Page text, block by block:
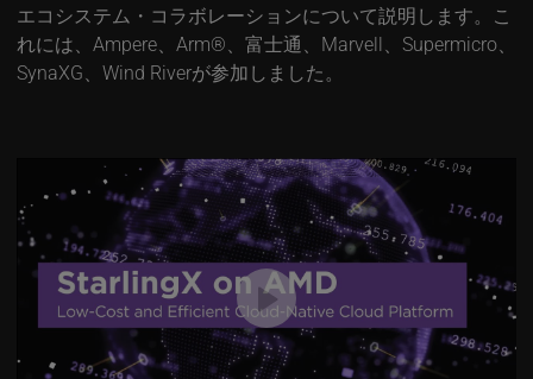
エコシステム・コラボレーションについて説明します。こ
れには、Ampere、Arm®、富士通、Marvell、Supermicro、
SynaXG、Wind Riverが参加しました。